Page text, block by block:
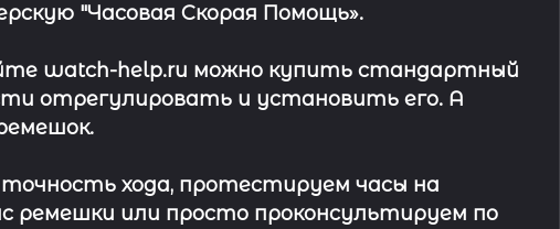
"Часовая Скорая Помощь».
watch-help.ru можно купить стандартный
отрегулировать и установить его. А
.
хода, протестируем часы на
ремешки или просто проконсультируем по